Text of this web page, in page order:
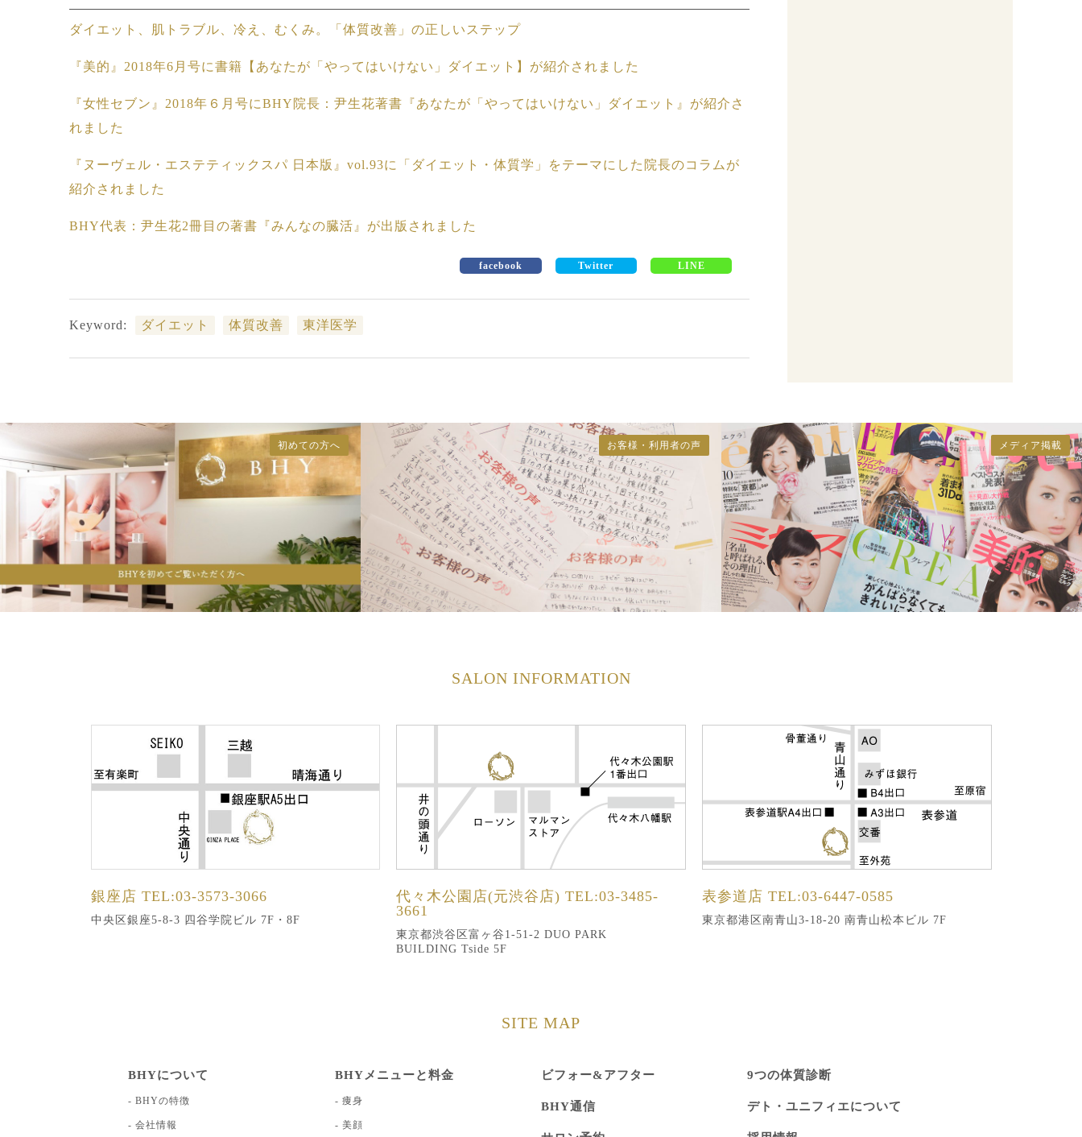
ダイエット、肌トラブル、冷え、むくみ。「体質改善」の正しいステップ
『美的』2018年6月号に書籍【あなたが「やってはいけない」ダイエット】が紹介されました
『女性セブン』2018年６月号にBHY院長：尹生花著書『あなたが「やってはいけない」ダイエット』が紹介さ
れました
『ヌーヴェル・エステティックスパ 日本版』vol.93に「ダイエット・体質学」をテーマにした院長のコラムが
紹介されました
BHY代表：尹生花2冊目の著書『みんなの臓活』が出版されました
facebook Twitter LINE
Keyword: ダイエット 体質改善 東洋医学
初めての方へ お客様・利用者の声 メディア掲載
SALON INFORMATION
銀座店 TEL:03-3573-3066
中央区銀座5-8-3 四谷学院ビル 7F・8F
代々木公園店(元渋谷店) TEL:03-3485-
3661
東京都渋谷区富ヶ谷1-51-2 DUO PARK
BUILDING Tside 5F
表参道店 TEL:03-6447-0585
東京都港区南青山3-18-20 南青山松本ビル 7F
SITE MAP
BHYについて
BHYの特徴
会社情報
BHYメニューと料金
痩身
美顔
ビフォー&アフター
BHY通信
9つの体質診断
デト・ユニフィエについて